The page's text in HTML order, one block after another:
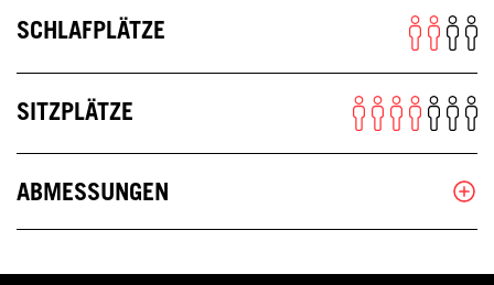
SCHLAFPLÄTZE
SITZPLÄTZE
ABMESSUNGEN